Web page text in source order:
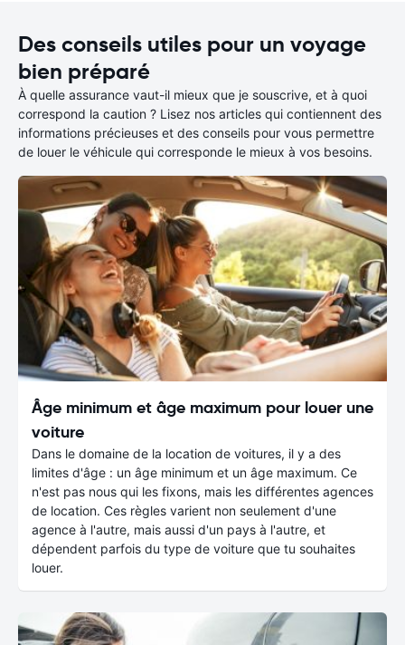
Des conseils utiles pour un voyage
bien préparé
À quelle assurance vaut-il mieux que je souscrive, et à quoi
correspond la caution ? Lisez nos articles qui contiennent des
informations précieuses et des conseils pour vous permettre
de louer le véhicule qui corresponde le mieux à vos besoins.
Âge minimum et âge maximum pour louer une
voiture
Dans le domaine de la location de voitures, il y a des
limites d'âge : un âge minimum et un âge maximum. Ce
n'est pas nous qui les fixons, mais les différentes agences
de location. Ces règles varient non seulement d'une
agence à l'autre, mais aussi d'un pays à l'autre, et
dépendent parfois du type de voiture que tu souhaites
louer.